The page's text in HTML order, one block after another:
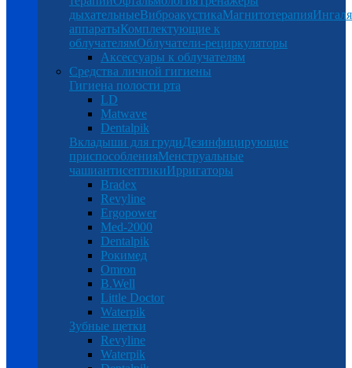
дыхательныеВиброакустикаМагнитотерапия
аппаратыКомплектующие к
облучателямОблучатели-рециркуляторы
Аксессуары к облучателям
Средства личной гигиены
Гигиена полости рта
LD
Matwave
Dentalpik
Вкладыши для грудиДезинфицирующие
приспособленияМенструальные
чашиантисептикиИрригаторы
Bradex
Revyline
Ergopower
Med-2000
Dentalpik
Рокимед
Omron
B.Well
Little Doctor
Waterpik
Зубные щетки
Revyline
Waterpik